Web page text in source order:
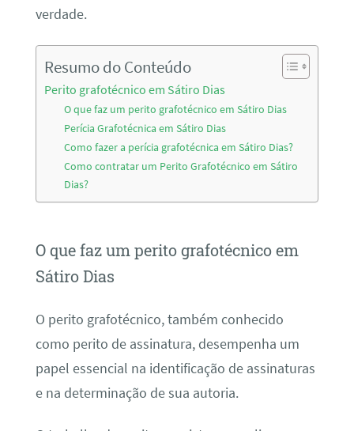
verdade.
Resumo do Conteúdo
Perito grafotécnico em Sátiro Dias
O que faz um perito grafotécnico em Sátiro Dias
Perícia Grafotécnica em Sátiro Dias
Como fazer a perícia grafotécnica em Sátiro Dias?
Como contratar um Perito Grafotécnico em Sátiro
Dias?
O que faz um perito grafotécnico em
Sátiro Dias
O perito grafotécnico, também conhecido
como perito de assinatura, desempenha um
papel essencial na identificação de assinaturas
e na determinação de sua autoria.